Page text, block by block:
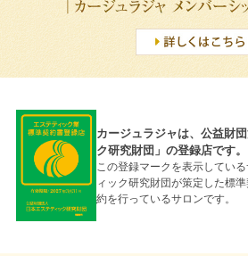
カージュラジャは、公益財
ク研究財団」の登録店です。
この登録マークを表示してい
ィック研究財団が策定した標
約を行っているサロンです。